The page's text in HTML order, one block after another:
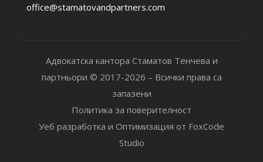
office@stamatovandpartners.com
Адвокатска кантора Стаматов Тенчева и
партньори © 2017-2026 – Всички права са
запазени
Политика за поверителност
Уеб разработка и Оптимизация от FoxCode
Studio